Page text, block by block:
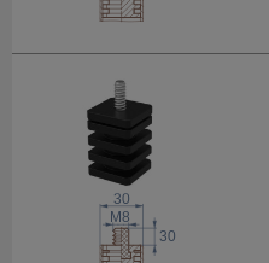
30
30
M8